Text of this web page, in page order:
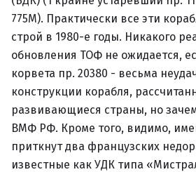
775М). Практически все эти
строй в 1980-е годы. Никакого
обновления ТОФ не ожидается,
корвета пр. 20380 - весьма
конструкции корабля,
развивающиеся страны, но
ВМФ РФ. Кроме того, видимо,
приткнут два французских
известные как УДК типа